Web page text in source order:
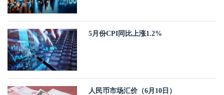
5月份CPI同比上涨1.2%
人民币市场汇价（6月10日）